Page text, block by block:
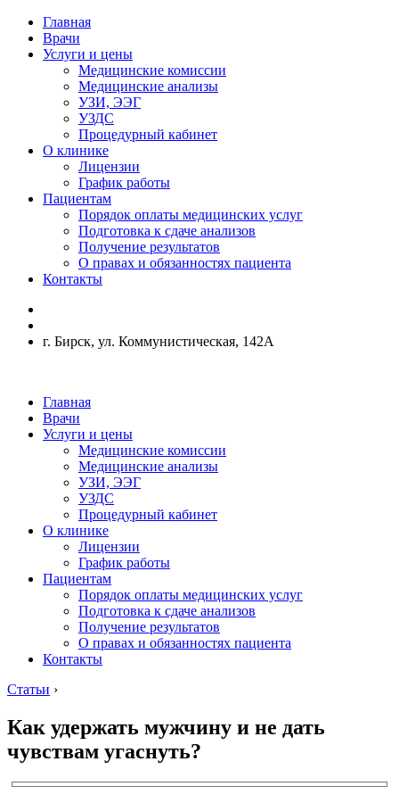
Главная
Врачи
Услуги и цены
Медицинские комиссии
Медицинские анализы
УЗИ, ЭЭГ
УЗДС
Процедурный кабинет
О клинике
Лицензии
График работы
Пациентам
Порядок оплаты медицинских услуг
Подготовка к сдаче анализов
Получение результатов
О правах и обязанностях пациента
Контакты
г. Бирск, ул. Коммунистическая, 142А
Главная
Врачи
Услуги и цены
Медицинские комиссии
Медицинские анализы
УЗИ, ЭЭГ
УЗДС
Процедурный кабинет
О клинике
Лицензии
График работы
Пациентам
Порядок оплаты медицинских услуг
Подготовка к сдаче анализов
Получение результатов
О правах и обязанностях пациента
Контакты
Статьи ›
Как удержать мужчину и не дать
чувствам угаснуть?